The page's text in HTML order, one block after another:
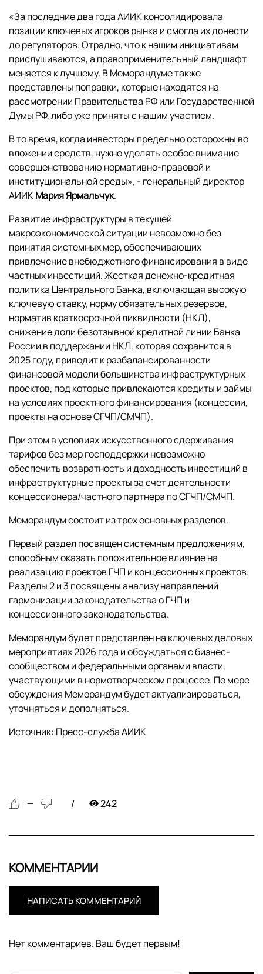
«За последние два года АИИК консолидировала
позиции ключевых игроков рынка и смогла их донести
до регуляторов. Отрадно, что к нашим инициативам
прислушиваются, а правоприменительный ландшафт
меняется к лучшему. В Меморандуме также
представлены поправки, которые находятся на
рассмотрении Правительства РФ или Государственной
Думы РФ, либо уже приняты с нашим участием.
В то время, когда инвесторы предельно осторожны во
вложении средств, нужно уделять особое внимание
совершенствованию нормативно-правовой и
институциональной среды», - генеральный директор
АИИКМария Ярмальчук.
Развитие инфраструктуры в текущей
макроэкономической ситуации невозможно без
принятия системных мер, обеспечивающих
привлечение внебюджетного финансирования в виде
частных инвестиций. Жесткая денежно-кредитная
политика Центрального Банка, включающая высокую
ключевую ставку, норму обязательных резервов,
норматив краткосрочной ликвидности (НКЛ),
снижение доли безотзывной кредитной линии Банка
России в поддержании НКЛ, которая сохранится в
2025 году, приводит к разбалансированности
финансовой модели большинства инфраструктурных
проектов, под которые привлекаются кредиты и займы
на условиях проектного финансирования (концессии,
проекты на основе СГЧП/СМЧП).
При этом в условиях искусственного сдерживания
тарифов без мер господдержки невозможно
обеспечить возвратность и доходность инвестиций в
инфраструктурные проекты за счет деятельности
концессионера/частного партнера по СГЧП/СМЧП.
Меморандум состоит из трех основных разделов.
Первый раздел посвящен системным предложениям,
способным оказать положительное влияние на
реализацию проектов ГЧП и концессионных проектов.
Разделы 2 и 3 посвящены анализу направлений
гармонизации законодательства о ГЧП и
концессионного законодательства.
Меморандум будет представлен на ключевых деловых
мероприятиях 2026 года и обсуждаться с бизнес-
сообществом и федеральными органами власти,
участвующими в нормотворческом процессе. По мере
обсуждения Меморандум будет актуализироваться,
уточняться и дополняться.
Источник: Пресс-служба АИИК
— 242
КОММЕНТАРИИ
НАПИСАТЬ КОММЕНТАРИЙ
Нет комментариев. Ваш будет первым!